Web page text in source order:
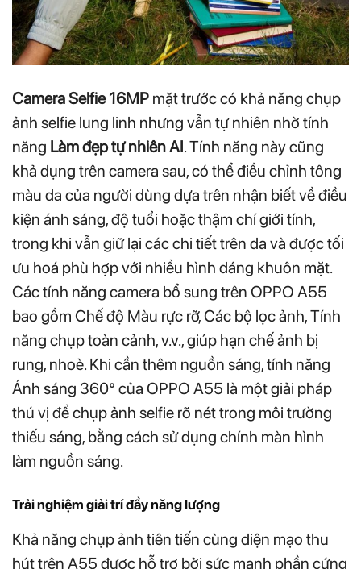
Camera Selfie 16MP mặt trước có khả năng chụp
ảnh selfie lung linh nhưng vẫn tự nhiên nhờ tính
năng Làm đẹp tự nhiên AI. Tính năng này cũng
khả dụng trên camera sau, có thể điều chỉnh tông
màu da của người dùng dựa trên nhận biết về điều
kiện ánh sáng, độ tuổi hoặc thậm chí giới tính,
trong khi vẫn giữ lại các chi tiết trên da và được tối
ưu hoá phù hợp với nhiều hình dáng khuôn mặt.
Các tính năng camera bổ sung trên OPPO A55
bao gồm Chế độ Màu rực rỡ, Các bộ lọc ảnh, Tính
năng chụp toàn cảnh, v.v., giúp hạn chế ảnh bị
rung, nhoè. Khi cần thêm nguồn sáng, tính năng
Ánh sáng 360° của OPPO A55 là một giải pháp
thú vị để chụp ảnh selfie rõ nét trong môi trường
thiếu sáng, bằng cách sử dụng chính màn hình
làm nguồn sáng.
Trải nghiệm giải trí đầy năng lượng
Khả năng chụp ảnh tiên tiến cùng diện mạo thu
hút trên A55 được hỗ trợ bởi sức mạnh phần cứng